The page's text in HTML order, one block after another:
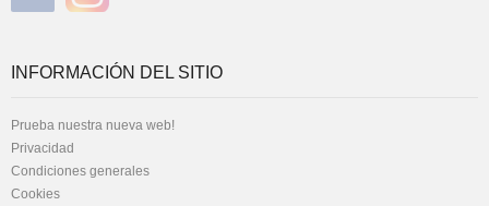
INFORMACIÓN DEL SITIO
Prueba nuestra nueva web!
Privacidad
Condiciones generales
Cookies